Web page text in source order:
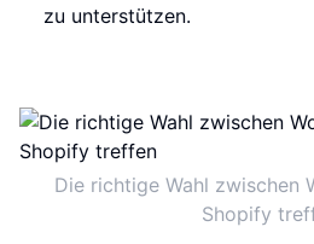
zu unterstützen.
Die richtige Wahl zwischen
Shopify